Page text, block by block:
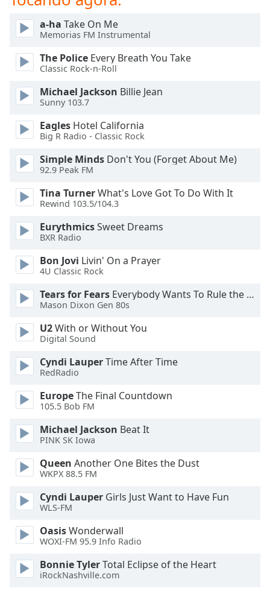
Caption
Color
Opacity
Font
Size
Text
Edge
Style
Font
Modal
Dialog
End
dialog
a-ha Take On Me
Memorias FM Instrumental
The Police Every Breath You Take
Classic Rock-n-Roll
Michael Jackson Billie Jean
Sunny 103.7
Eagles Hotel California
Big R Radio - Classic Rock
Simple Minds Don't You (Forget About Me)
92.9 Peak FM
Tina TurnerWhat's Love Got To Do With It
Rewind 103.5/104.3
EurythmicsSweet Dreams
BXR Radio
Bon Jovi Livin' On a Prayer
4U Classic Rock
Tears for Fears Everybody Wants To Rule the World
Mason Dixon Gen 80s
U2With or Without You
Digital Sound
Cyndi LauperTime After Time
RedRadio
EuropeThe Final Countdown
105.5 Bob FM
Michael Jackson Beat It
PINK SK Iowa
Queen Another One Bites the Dust
WKPX 88.5 FM
Cyndi Lauper Girls Just Want to Have Fun
WLS-FM
OasisWonderwall
WOXI-FM 95.9 Info Radio
Bonnie TylerTotal Eclipse of the Heart
iRockNashville.com